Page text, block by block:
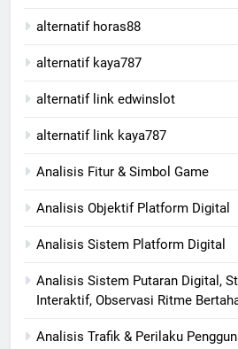
alternatif horas88
alternatif kaya787
alternatif link edwinslot
alternatif link kaya787
Analisis Fitur & Simbol Game
Analisis Objektif Platform Digital
Analisis Sistem Platform Digital
Analisis Sistem Putaran Digital,
Interaktif, Observasi Ritme
Analisis Trafik & Perilaku